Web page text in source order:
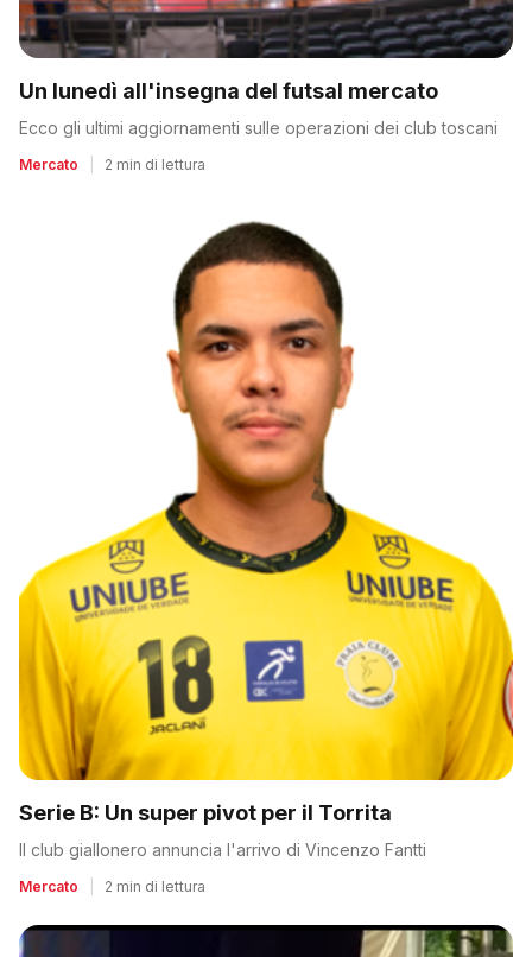
Un lunedì all'insegna del futsal mercato
Ecco gli ultimi aggiornamenti sulle operazioni dei club toscani
Mercato 2 min di lettura
Serie B: Un super pivot per il Torrita
Il club giallonero annuncia l'arrivo di Vincenzo Fantti
Mercato 2 min di lettura